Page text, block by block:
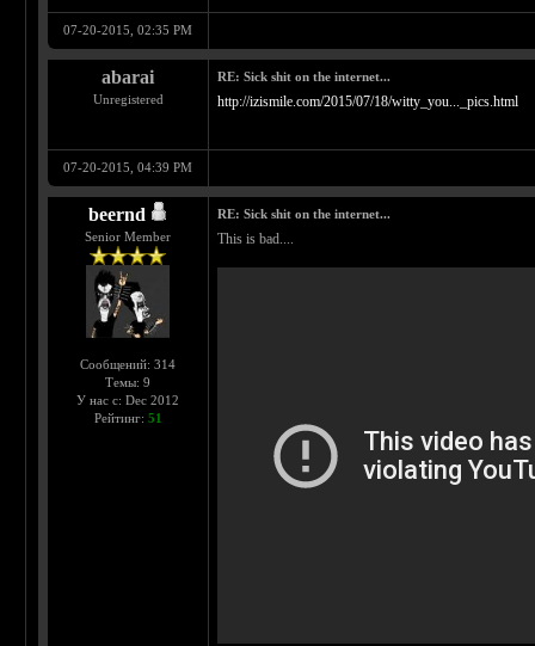
07-20-2015, 02:35 PM
abarai
Unregistered
RE: Sick shit on the internet...
http://izismile.com/2015/07/18/witty_you..._pics.html
07-20-2015, 04:39 PM
beernd
Senior Member
Сообщений: 314
Темы: 9
У нас с: Dec 2012
Рейтинг: 51
RE: Sick shit on the internet...
This is bad....